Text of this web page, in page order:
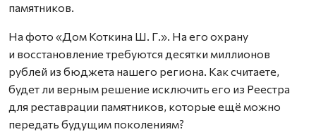
памятников.
На фото «Дом Коткина Ш. Г.». На его охрану
и восстановление требуются десятки миллионов
рублей из бюджета нашего региона. Как считаете,
будет ли верным решение исключить его из Реестра
для реставрации памятников, которые ещё можно
передать будущим поколениям?